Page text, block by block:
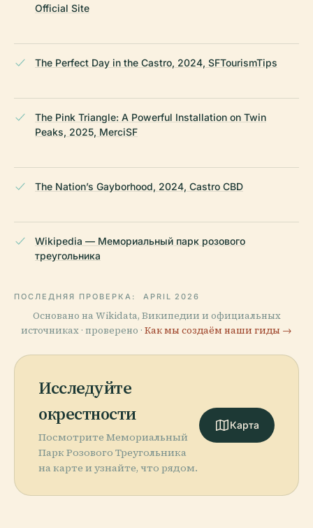
Official Site
The Perfect Day in the Castro, 2024, SFTourismTips
The Pink Triangle: A Powerful Installation on Twin
Peaks, 2025, MerciSF
The Nation’s Gayborhood, 2024, Castro CBD
Wikipedia — Мемориальный парк розового
треугольника
ПОСЛЕДНЯЯ ПРОВЕРКА: APRIL 2026
Основано на Wikidata, Википедии и официальных
источниках · проверено · Как мы создаём наши гиды →
Исследуйте
окрестности
Посмотрите Мемориальный
Парк Розового Треугольника
на карте и узнайте, что рядом.
Карта